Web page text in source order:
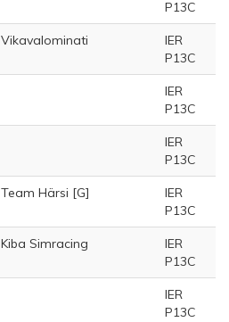
P13C
Vikavalominati
IER
P13C
IER
P13C
IER
P13C
Team Härsi [G]
IER
P13C
Kiba Simracing
IER
P13C
IER
P13C